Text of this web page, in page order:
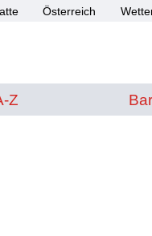
Österreich
A bis Z
Z